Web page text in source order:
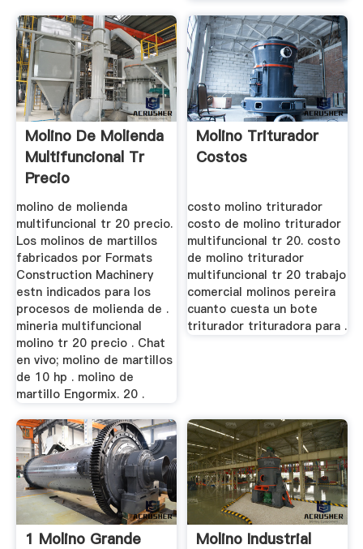
Molino De Molienda
Multifuncional Tr
Precio
molino de molienda
multifuncional tr 20 precio.
Los molinos de martillos
fabricados por Formats
Construction Machinery
estn indicados para los
procesos de molienda de .
mineria multifuncional
molino tr 20 precio . Chat
en vivo; molino de martillos
de 10 hp . molino de
martillo Engormix. 20 .
Molino Triturador
Costos
costo molino triturador
costo de molino triturador
multifuncional tr 20. costo
de molino triturador
multifuncional tr 20 trabajo
comercial molinos pereira
cuanto cuesta un bote
triturador trituradora para .
1 Molino Grande Molino Industrial